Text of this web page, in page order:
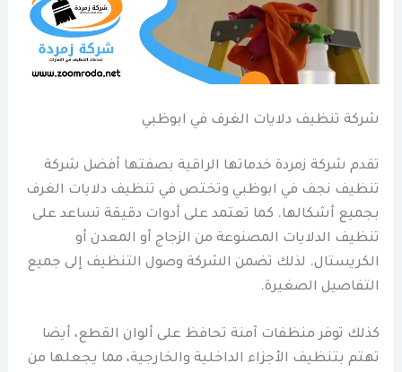
شركة تنظيف دلايات الغرف في ابوظبي
تقدم شركة زمردة خدماتها الراقية بصفتها أفضل شركة
تنظيف نجف في ابوظبي وتختص في تنظيف دلايات الغرف
بجميع أشكالها. كما تعتمد على أدوات دقيقة تساعد على
تنظيف الدلايات المصنوعة من الزجاج أو المعدن أو
الكريستال. لذلك تضمن الشركة وصول التنظيف إلى جميع
التفاصيل الصغيرة.
كذلك توفر منظفات آمنة تحافظ على ألوان القطع، أيضا
تهتم بتنظيف الأجزاء الداخلية والخارجية، مما يجعلها من